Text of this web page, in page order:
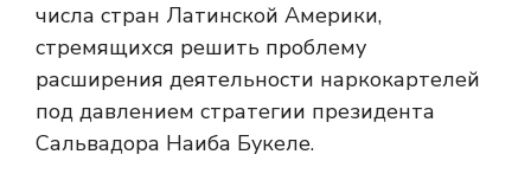
числа стран Латинской Америки,
стремящихся решить проблему
расширения деятельности наркокартелей
под давлением стратегии президента
Сальвадора Наиба Букеле.